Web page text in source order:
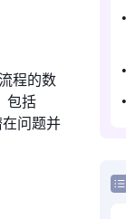
程的数
包括
问题并